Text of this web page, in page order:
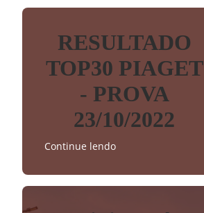
RESULTADO
TOP30 PIAGET
- PROVA
23/10/2022
Continue lendo